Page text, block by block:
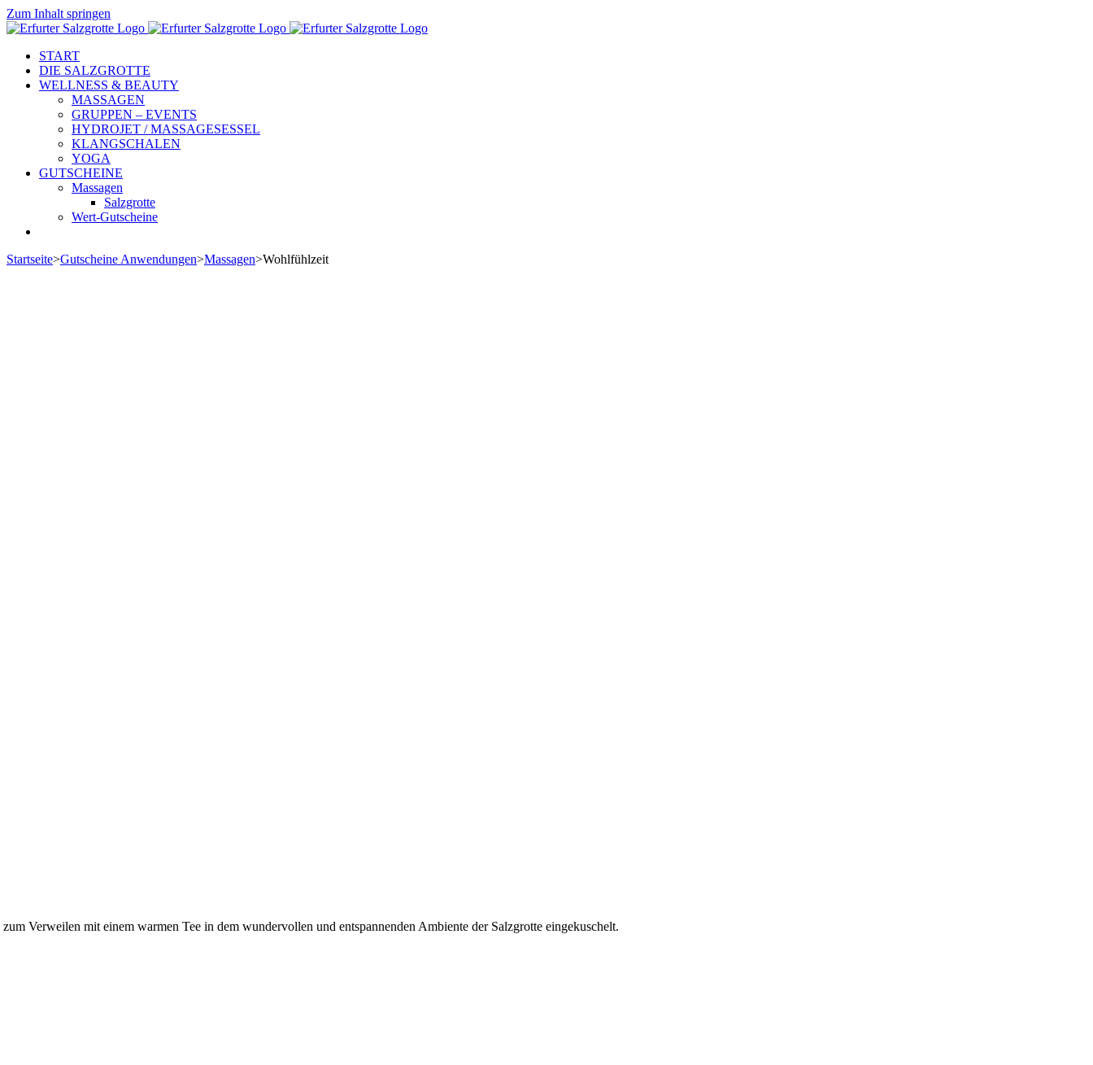
Zum Inhalt springen
START
DIE SALZGROTTE
WELLNESS & BEAUTY
MASSAGEN
GRUPPEN – EVENTS
HYDROJET / MASSAGESESSEL
KLANGSCHALEN
YOGA
GUTSCHEINE
Massagen
Salzgrotte
Wert-Gutscheine
Startseite>Gutscheine Anwendungen>Massagen>Wohlfühlzeit
Verweilen mit einem warmen Tee in dem wundervollen und entspannenden Ambiente der Salzgrotte eingekuschelt.